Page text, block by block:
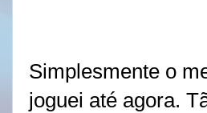
Simplesmente o
joguei até agora.